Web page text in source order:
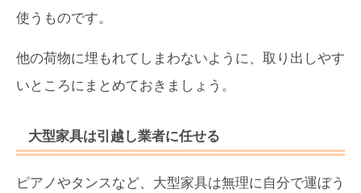
使うものです。
他の荷物に埋もれてしまわないように、取り出しやす
いところにまとめておきましょう。
大型家具は引越し業者に任せる
ピアノやタンスなど、大型家具は無理に自分で運ぼう